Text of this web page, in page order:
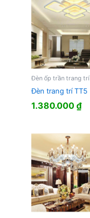
Đèn ốp trần trang trí
Đèn trang trí TT5
1.380.000₫